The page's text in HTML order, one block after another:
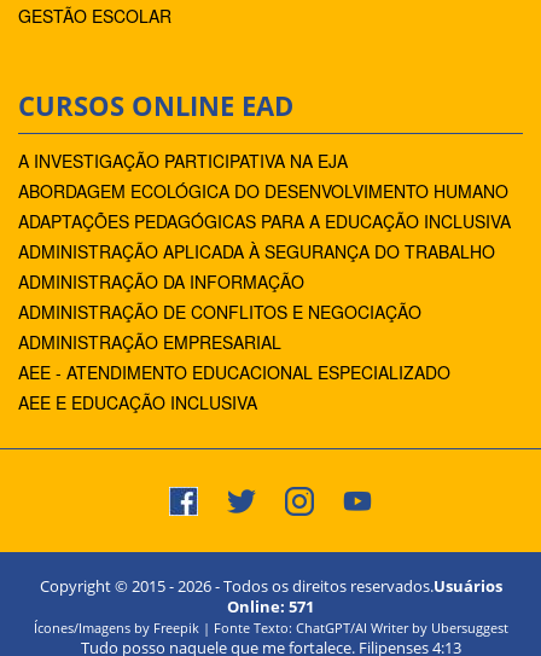
GESTÃO ESCOLAR
CURSOS ONLINE EAD
A INVESTIGAÇÃO PARTICIPATIVA NA EJA
ABORDAGEM ECOLÓGICA DO DESENVOLVIMENTO HUMANO
ADAPTAÇÕES PEDAGÓGICAS PARA A EDUCAÇÃO INCLUSIVA
ADMINISTRAÇÃO APLICADA À SEGURANÇA DO TRABALHO
ADMINISTRAÇÃO DA INFORMAÇÃO
ADMINISTRAÇÃO DE CONFLITOS E NEGOCIAÇÃO
ADMINISTRAÇÃO EMPRESARIAL
AEE - ATENDIMENTO EDUCACIONAL ESPECIALIZADO
AEE E EDUCAÇÃO INCLUSIVA
Copyright © 2015 -2026- Todos os direitos reservados.Usuários
Online: 571
Ícones/Imagens by Freepik | Fonte Texto: ChatGPT/AI Writer by Ubersuggest
Tudo posso naquele que me fortalece. Filipenses 4:13